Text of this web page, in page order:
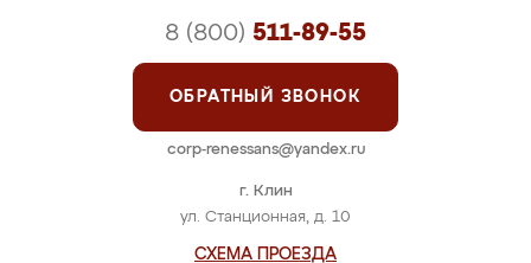
г. Клин
ул. Станционная, д. 10
СХЕМА ПРОЕЗДА
8 (800) 511-89-55
ОБРАТНЫЙ ЗВОНОК
corp-renessans@yandex.ru